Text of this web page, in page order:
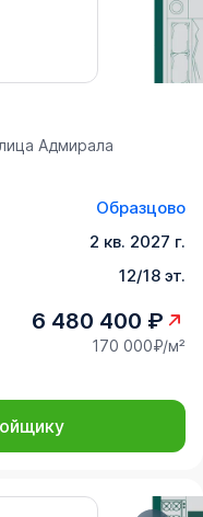
Адмирала
Образцово
2 кв. 2027 г.
12/18 эт.
6 480 400 ₽
170 000₽/м²